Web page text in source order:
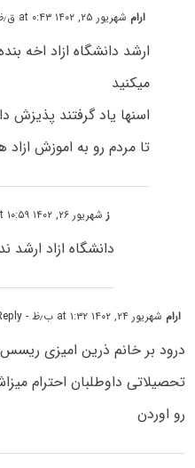
ارام شهریور ۲۵, ۱۴۰۲ at ۰:۴۳ ق٫ظ
ارشد دانشگاه ازاد اخه
میکنید
اسنها یاد گرفتند پذیزش
تا مردم رو به اموزش ازاد
ز شهریور ۲۶, ۱۴۰۲ at ۱۰:۵۹ ب٫ظ
دانشگاه ازاد ارشد
ارام شهریور ۲۴, ۱۴۰۲ at ۱:۳۲ ب٫ظ - Reply
درود بر خانم ذرین امیزی
تحصیلاتی داوطلبان احترام
رو اوردن